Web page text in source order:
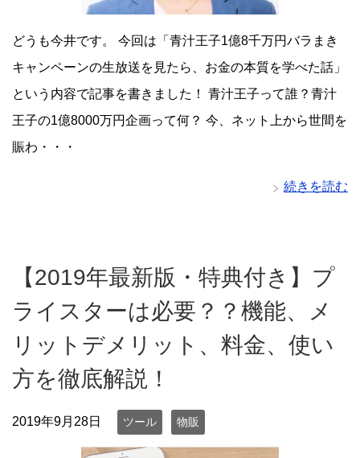
どうも今井です。 今回は「青汁王子1億8千万円バラまき
キャンペーンの生放送を見たら、お金の本質を学べた話」
という内容で記事を書きました！ 青汁王子って誰？青汁
王子の1億8000万円企画って何？ 今、ネット上から世間を
賑わ・・・
続きを読む
【2019年最新版・特典付き】プ
ライスターは必要？？機能、メ
リットデメリット、料金、使い
方を徹底解説！
2019年9月28日 ツール 物販